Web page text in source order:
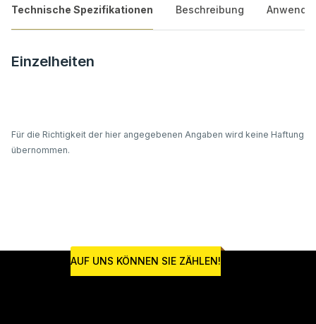
Technische Spezifikationen Beschreibung
Einzelheiten
Für die Richtigkeit der hier angegebenen Angaben wird keine Haftung
übernommen.
AUF UNS KÖNNEN SIE ZÄHLEN!